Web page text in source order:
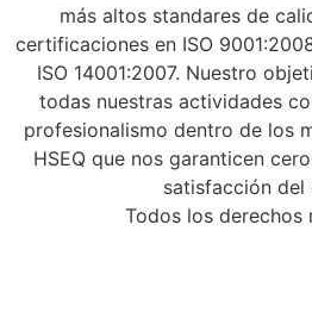
más altos standares de
certificaciones en ISO
ISO 14001:2007. Nuestro
todas nuestras actividades
profesionalismo dentro de los
HSEQ que nos garanticen
satisfacción del
Todos los derechos